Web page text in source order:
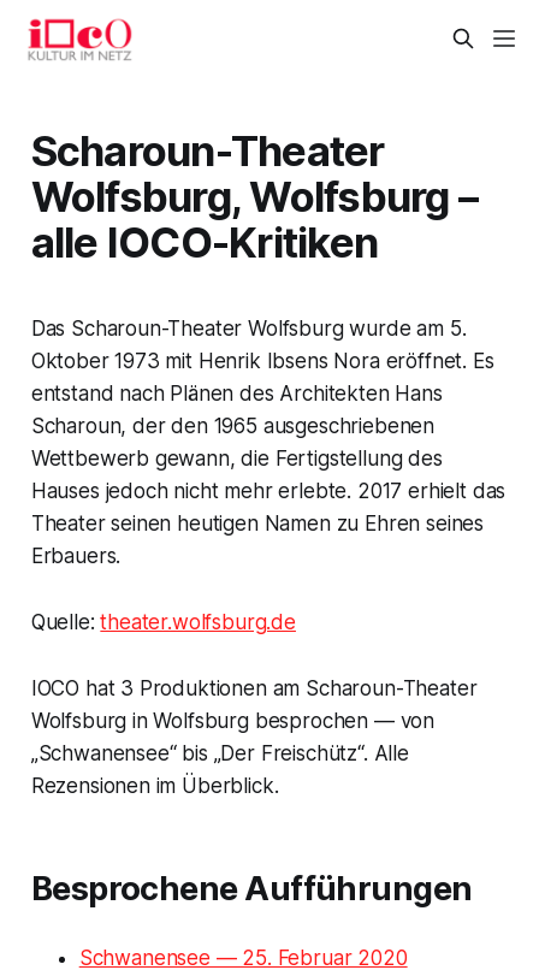
Scharoun-Theater
Wolfsburg, Wolfsburg –
alle IOCO-Kritiken
Das Scharoun-Theater Wolfsburg wurde am 5.
Oktober 1973 mit Henrik Ibsens Nora eröffnet. Es
entstand nach Plänen des Architekten Hans
Scharoun, der den 1965 ausgeschriebenen
Wettbewerb gewann, die Fertigstellung des
Hauses jedoch nicht mehr erlebte. 2017 erhielt das
Theater seinen heutigen Namen zu Ehren seines
Erbauers.
Quelle:theater.wolfsburg.de
IOCO hat 3 Produktionen am Scharoun-Theater
Wolfsburg in Wolfsburg besprochen — von
„Schwanensee“ bis „Der Freischütz“. Alle
Rezensionen im Überblick.
Besprochene Aufführungen
Schwanensee — 25. Februar 2020